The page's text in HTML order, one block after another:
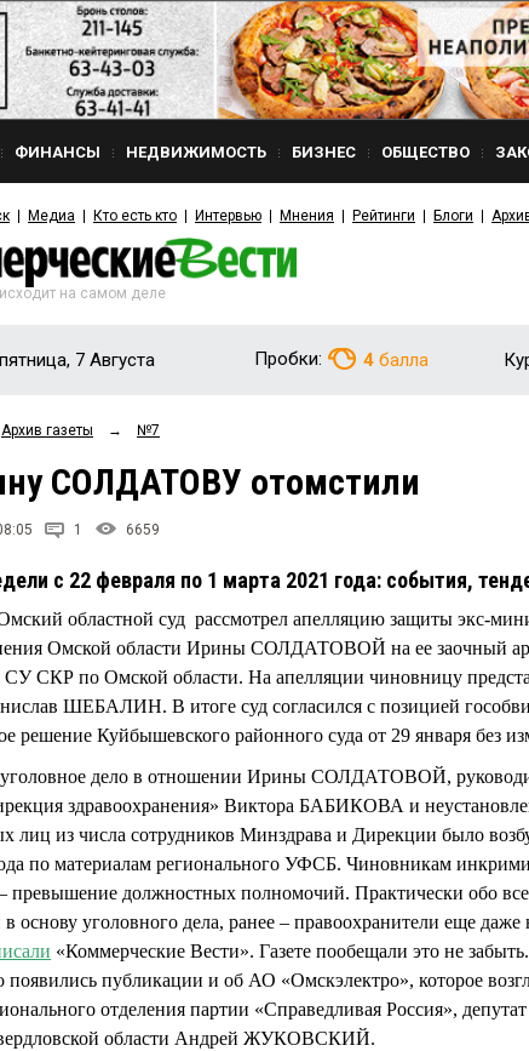
ФИНАНСЫ НЕДВИЖИМОСТЬ БИЗНЕС ОБЩЕСТВО
Медиа Кто есть кто Интервью Мнения Рейтинги Блоги
на самом деле
7 Августа Пробки: 4 балла
Архив газеты → №7
СОЛДАТОВУ отомстили
1 6659
с 22 февраля по 1 марта 2021 года: события,
областной суд рассмотрел апелляцию защиты экс-
Омской области Ирины СОЛДАТОВОЙ на ее заочный
СУ СКР по Омской области. На апелляции чиновницу
ШЕБАЛИН. В итоге суд согласился с позицией
решение Куйбышевского районного суда от 29 января без
дело в отношении Ирины СОЛДАТОВОЙ,
здравоохранения» Виктора БАБИКОВА и
лиц из числа сотрудников Минздрава и Дирекции было
по материалам регионального УФСБ. Чиновникам
должностных полномочий. Практически обо
в основу уголовного дела, ранее – правоохранители еще даже
«Коммерческие Вести». Газете пообещали это не
появились публикации и об АО «Омскэлектро», которое
отделения партии «Справедливая Россия»,
области Андрей ЖУКОВСКИЙ.